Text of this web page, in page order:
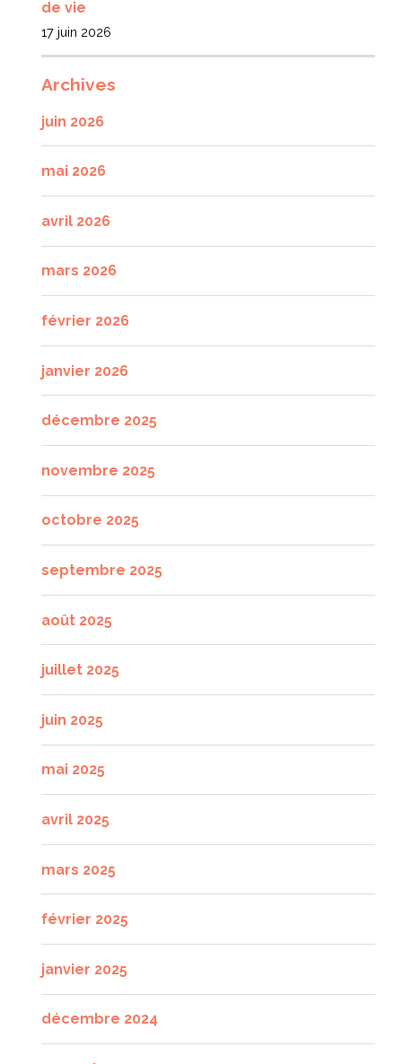
de vie
17 juin 2026
Archives
juin 2026
mai 2026
avril 2026
mars 2026
février 2026
janvier 2026
décembre 2025
novembre 2025
octobre 2025
septembre 2025
août 2025
juillet 2025
juin 2025
mai 2025
avril 2025
mars 2025
février 2025
janvier 2025
décembre 2024